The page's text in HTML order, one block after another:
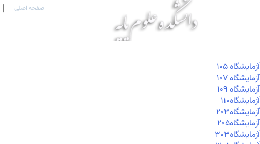
صفحه اصلی
آزمايشگاه ۱۰۵
آزمايشگاه ۱۰۷
آزمايشگاه ۱۰۹
آزمايشگاه۱۱۰
آزمايشگاه۲۰۳
آزمايشگاه۲۰۵
آزمايشگاه۳۰۳